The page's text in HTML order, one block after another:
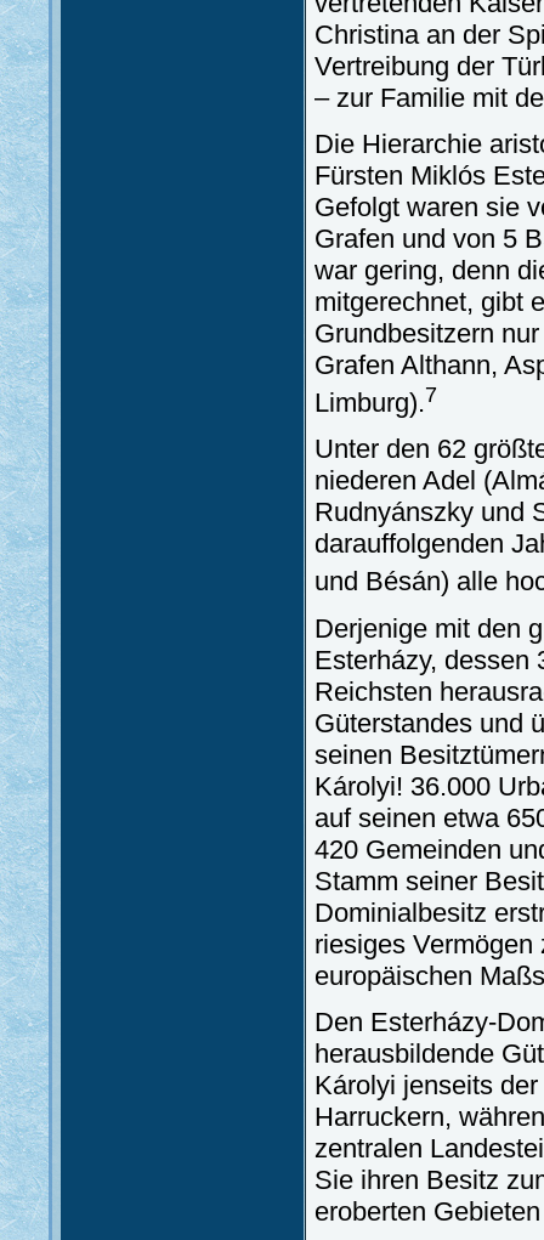
Christina an der
Vertreibung der
– zur Familie mit
Die Hierarchie
Fürsten Miklós
Gefolgt waren sie
Grafen und von 5
war gering, denn
mitgerechnet, gibt
Grundbesitzern
Grafen Althann,
Limburg).7
Unter den 62
niederen Adel
Rudnyánszky und
darauffolgenden
und Bésán) alle
Derjenige mit den
Esterházy, dessen
Reichsten
Güterstandes und
seinen
Károlyi! 36.000
auf seinen etwa
420 Gemeinden
Stamm seiner
Dominialbesitz
riesiges
europäischen
Den Esterházy-
herausbildende
Károlyi jenseits
Harruckern,
zentralen
Sie ihren Besitz
eroberten